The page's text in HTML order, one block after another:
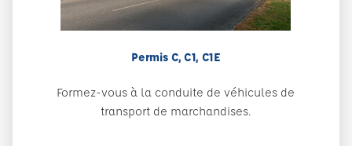
Permis C, C1, C1E
Formez-vous à la conduite de véhicules de
transport de marchandises.